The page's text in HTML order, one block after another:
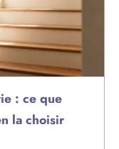
: ce que
la choisir